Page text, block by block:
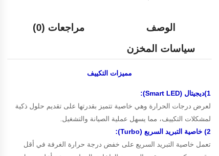
الوصف
مراجعات (0)
سياسات المخزن
مميزات التكييف
1)ديجيتال (Smart LED):
لعرض درجات الحرارة وهي خاصية تتميز بقدرتها على تقديم حلول ذكية
لمشكلات التكييف، مما يسهل عملية الصيانة والتشغيل.
2) خاصية التبريد السربع (Turbo):
تعمل خاصية التبريد السريع على خفض درجة حرارة الغرفة في أقل